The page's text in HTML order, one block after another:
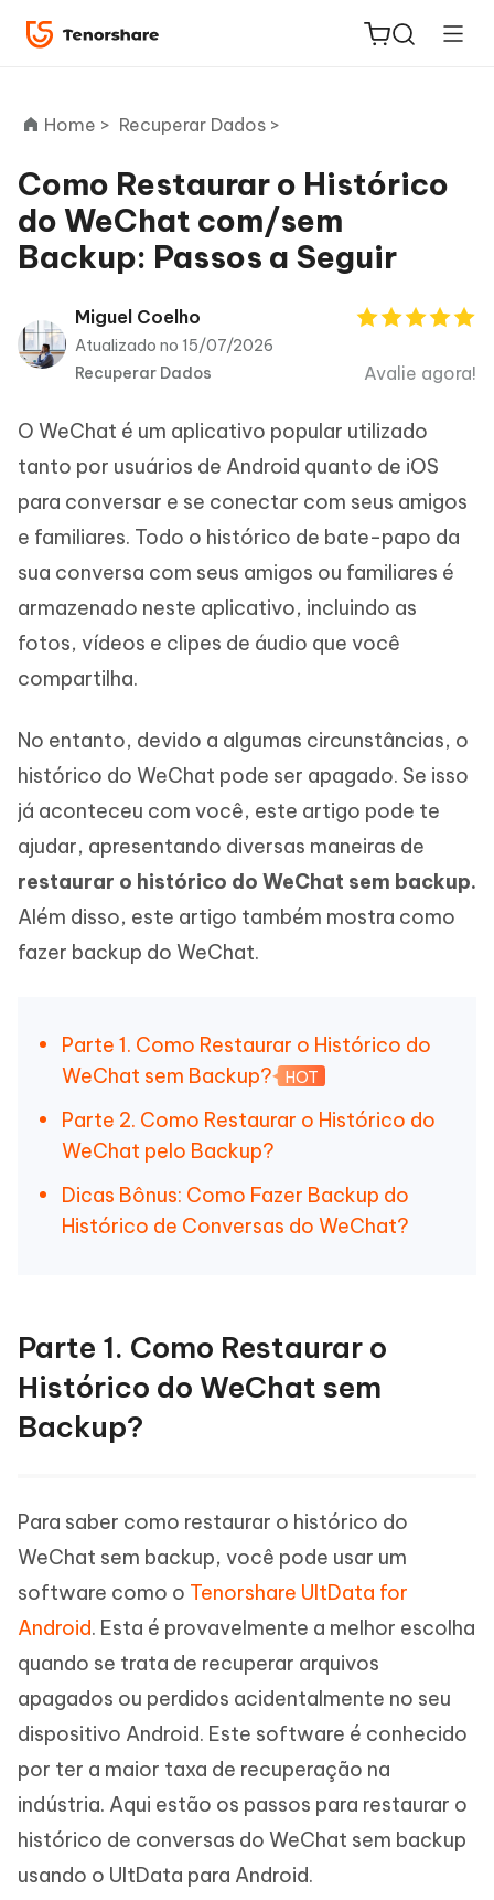
ReiBoot
for iOS
PDNob
PDF
Editor
Novo
iAnyGo
Home > Recuperar Dados >
Como Restaurar o Histórico
do WeChat com/sem
Backup: Passos a Seguir
Miguel Coelho
Atualizado no 15/07/2026
Recuperar Dados
Avalie agora!
O WeChat é um aplicativo popular utilizado
tanto por usuários de Android quanto de iOS
para conversar e se conectar com seus amigos
e familiares. Todo o histórico de bate-papo da
sua conversa com seus amigos ou familiares é
armazenado neste aplicativo, incluindo as
fotos, vídeos e clipes de áudio que você
compartilha.
No entanto, devido a algumas circunstâncias, o
histórico do WeChat pode ser apagado. Se isso
já aconteceu com você, este artigo pode te
ajudar, apresentando diversas maneiras de
restaurar o histórico do WeChat sem backup.
Além disso, este artigo também mostra como
fazer backup do WeChat.
Parte 1. Como Restaurar o Histórico do
WeChat sem Backup?
HOT
Parte 2. Como Restaurar o Histórico do
WeChat pelo Backup?
Dicas Bônus: Como Fazer Backup do
Histórico de Conversas do WeChat?
Parte 1. Como Restaurar o
Histórico do WeChat sem
Backup?
Para saber como restaurar o histórico do
WeChat sem backup, você pode usar um
software como o Tenorshare UltData for
Android. Esta é provavelmente a melhor escolha
quando se trata de recuperar arquivos
apagados ou perdidos acidentalmente no seu
dispositivo Android. Este software é conhecido
por ter a maior taxa de recuperação na
indústria. Aqui estão os passos para restaurar o
histórico de conversas do WeChat sem backup
usando o UltData para Android.